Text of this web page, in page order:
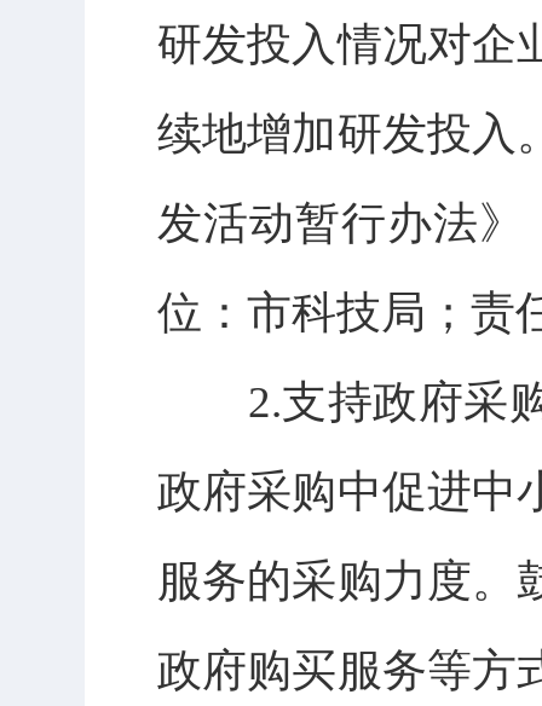
研发投入情况对企
续地增加研发投入
发活动暂行办法》
位：市科技局；责
2.支持政府采购
政府采购中促进中
服务的采购力度。
政府购买服务等方